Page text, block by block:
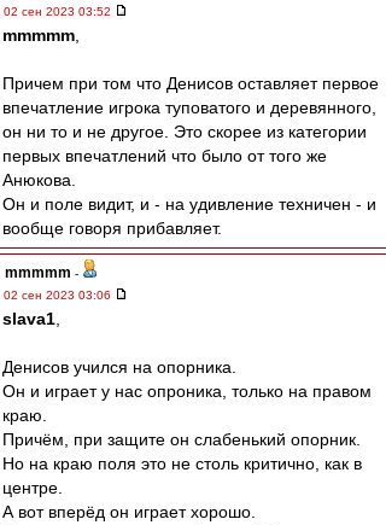
02 сен 2023 03:52
mmmmm
Причем при том что Денисов оставляет первое
впечатление игрока туповатого и деревянного,
он ни то и не другое. Это скорее из категории
первых впечатлений что было от того же
Анюкова.
Он и поле видит, и - на удивление техничен - и
вообще говоря прибавляет.
mmmmm -
02 сен 2023 03:06
slava1
Денисов учился на опорника.
Он и играет у нас опроника, только на правом
краю.
Причём, при защите он слабенький опорник.
Но на краю поля это не столь критично, как в
центре.
А вот вперёд он играет хорошо.